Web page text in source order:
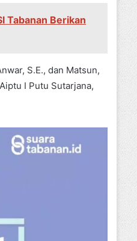
Tabanan Berikan
S.E., dan Matsun,
I Putu Sutarjana,